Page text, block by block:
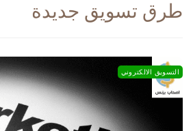
طرق تسويق جديدة
التسويق الالكتروني